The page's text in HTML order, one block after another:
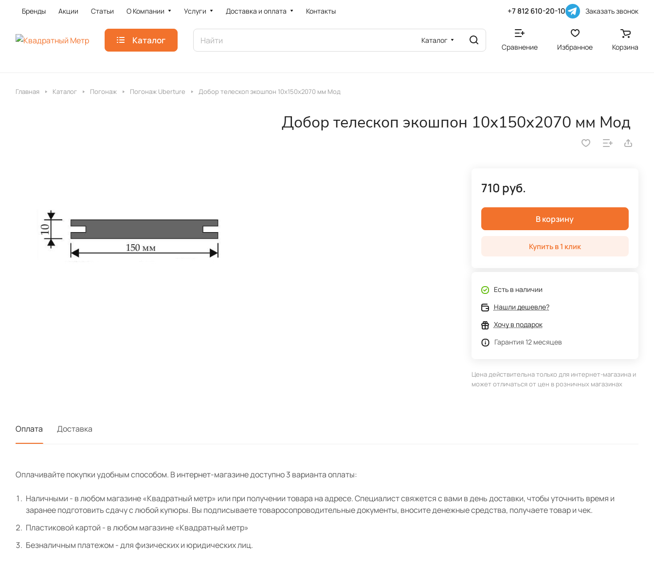
Бренды Акции Статьи О Компании Услуги Доставка и оплата Контакты +7 812 610-20-10 Заказать звонок
Каталог Каталог
Сравнение Избранное Корзина
Главная Каталог Погонаж Погонаж Uberture Добор телескоп экошпон 10х150х2070 мм Мод
Добор телескоп экошпон 10х150х2070 мм Мод
710 руб.
В корзину
Купить в 1 клик
Есть в наличии
Нашли дешевле?
Хочу в подарок
Гарантия 12 месяцев
Цена действительна только для интернет-магазина и
может отличаться от цен в розничных магазинах
Оплата Доставка
Оплачивайте покупки удобным способом. В интернет-магазине доступно 3 варианта оплаты:
Наличными - в любом магазине «Квадратный метр» или при получении товара на адресе. Специалист свяжется с вами в день доставки, чтобы уточнить время и
заранее подготовить сдачу с любой купюры. Вы подписываете товаросопроводительные документы, вносите денежные средства, получаете товар и чек.
Пластиковой картой - в любом магазине «Квадратный метр»
Безналичным платежом - для физических и юридических лиц.